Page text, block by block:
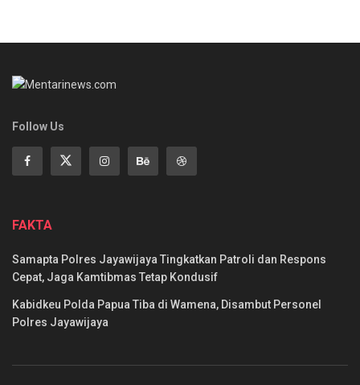
Follow Us
FAKTA
Samapta Polres Jayawijaya Tingkatkan Patroli dan Respons
Cepat, Jaga Kamtibmas Tetap Kondusif
Kabidkeu Polda Papua Tiba di Wamena, Disambut Personel
Polres Jayawijaya